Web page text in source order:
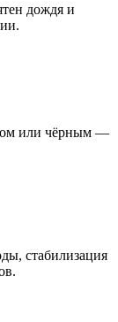
дождя и
или чёрным —
стабилизация